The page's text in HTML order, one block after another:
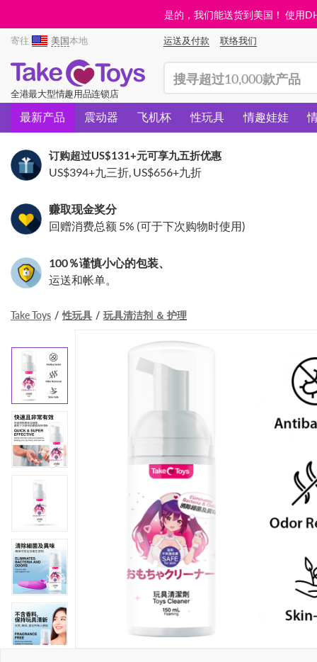
是的，我们能送货到美国！ 使用
寄往 美国本地 运送及付款 联络我们
全港最大型情趣用品连锁店
最新产品 震动器 飞机杯 性玩具 情趣娃娃
订购超过US$131+元可享九五折优惠
US$394+九三折, US$656+九折
赚取现金奖分
回赠消费总额 5% (可于下次购物时使用)
100％谨慎小心的包装、
运送和帐单。
Take Toys 性玩具 玩具清洁剂 ＆ 护理